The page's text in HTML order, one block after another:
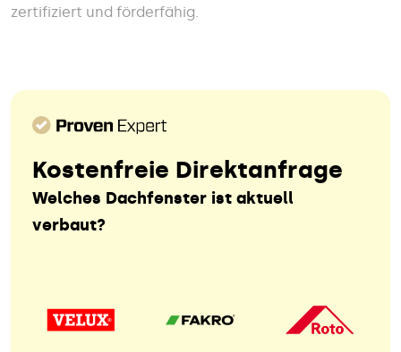
zertifiziert und förderfähig.
Kostenfreie Direktanfrage
Welches Dachfenster ist aktuell
verbaut?